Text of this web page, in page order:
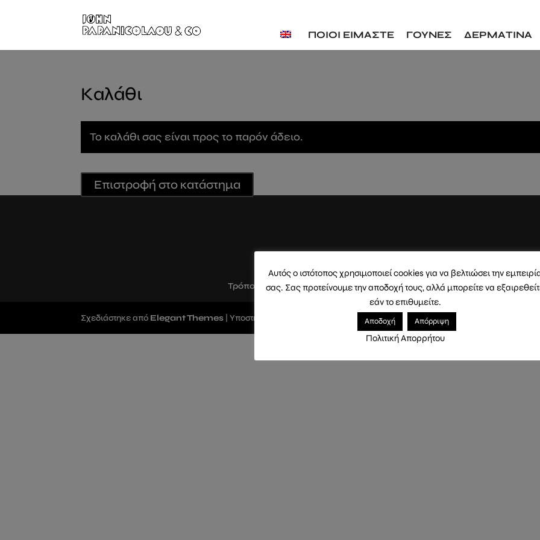
ΠΟΙΟΙ ΕΙΜΑΣΤΕ ΓΟΥΝΕΣ ΔΕΡΜΑΤΙΝΑ
Καλάθι
Το καλάθι σας είναι προς το παρόν άδειο.
Επιστροφή στο κατάστημα
Τρόποι Πληρωμής Τρόποι Αποστολής Επιστροφές Πολιτική
Σχεδιάστηκε από Elegant Themes | Υποστηρίζεται από
Αυτός ο ιστότοπος χρησιμοποιεί cookies για να βελτιώσει την
σας. Σας προτείνουμε την αποδοχή τους, αλλά μπορείτε να
εάν το επιθυμείτε.
Αποδοχή Απόρριψη
Πολιτική Απορρήτου